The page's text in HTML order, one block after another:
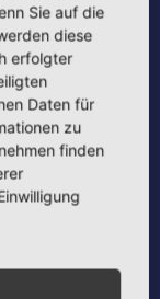
AUFTRAGGEBER
und Außenanlagen,
Sie auf die
diese
erfolgter
Daten für
zu
finden